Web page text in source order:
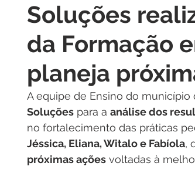
Soluções
da Formação
planeja
A equipe de Ensino do município
Soluções para a análise dos
no fortalecimento das práticas
Jéssica, Eliana, Witalo e Fabíola,
próximas ações voltadas à